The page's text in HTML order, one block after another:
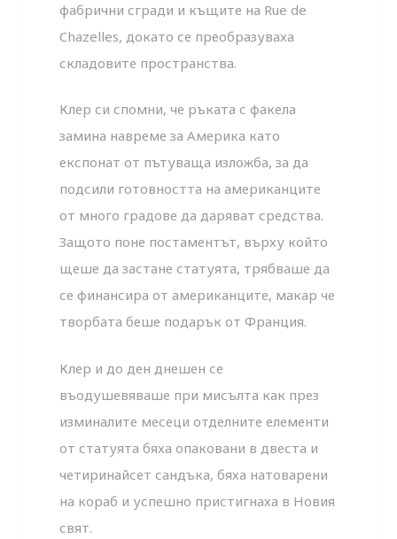
фабрични сгради и къщите на Rue de
Chazelles, докато се преобразуваха
складовите пространства.
Клер си спомни, че ръката с факела
замина навреме за Америка като
експонат от пътуваща изложба, за да
подсили готовността на американците
от много градове да даряват средства.
Защото поне постаментът, върху който
щеше да застане статуята, трябваше да
се финансира от американците, макар че
творбата беше подарък от Франция.
Клер и до ден днешен се
въодушевяваше при мисълта как през
изминалите месеци отделните елементи
от статуята бяха опаковани в двеста и
четиринайсет сандъка, бяха натоварени
на кораб и успешно пристигнаха в Новия
свят.